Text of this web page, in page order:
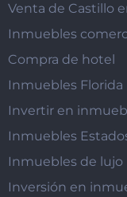
Venta de Castillo
Inmuebles
Compra de hotel
Inmuebles Florida
Invertir en
Inmuebles
Inmuebles de lujo
Inversión en